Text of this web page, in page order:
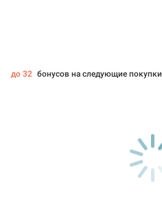
до 32 бонусов на следующие покупки